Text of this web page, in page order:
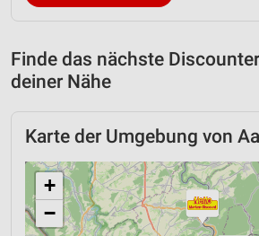
Finde das nächste
deiner Nähe
Karte der Umgebung von
+
−